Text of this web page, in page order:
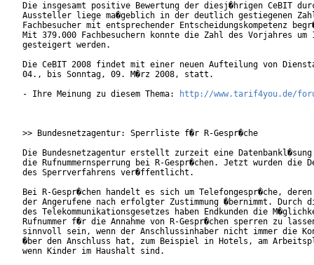
Die insgesamt positive Bewertung der diesj�hrigen CeBIT
Aussteller liege ma�geblich in der deutlich gestiegenen
Fachbesucher mit entsprechender Entscheidungskompetenz
Mit 379.000 Fachbesuchern konnte die Zahl des Vorjahres um
gesteigert werden.
Die CeBIT 2008 findet mit einer neuen Aufteilung von
04., bis Sonntag, 09. M�rz 2008, statt.
- Ihre Meinung zu diesem Thema:
http://www.tarif4you.de/
>> Bundesnetzagentur: Sperrliste f�r R-Gespr�che
Die Bundesnetzagentur erstellt zurzeit eine
die Rufnummernsperrung bei R-Gespr�chen. Jetzt wurden die
des Sperrverfahrens ver�ffentlicht.
Bei R-Gespr�chen handelt es sich um Telefongespr�che, deren
der Angerufene nach erfolgter Zustimmung �bernimmt. Durch
des Telekommunikationsgesetzes haben Endkunden die
Rufnummer f�r die Annahme von R-Gespr�chen sperren zu
sinnvoll sein, wenn der Anschlussinhaber nicht immer die
�ber den Anschluss hat, zum Beispiel in Hotels, am
wenn Kinder im Haushalt sind.